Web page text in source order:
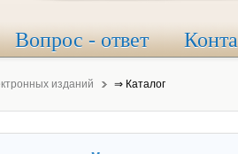
Вопрос - ответ
изданий ⇒ Каталог